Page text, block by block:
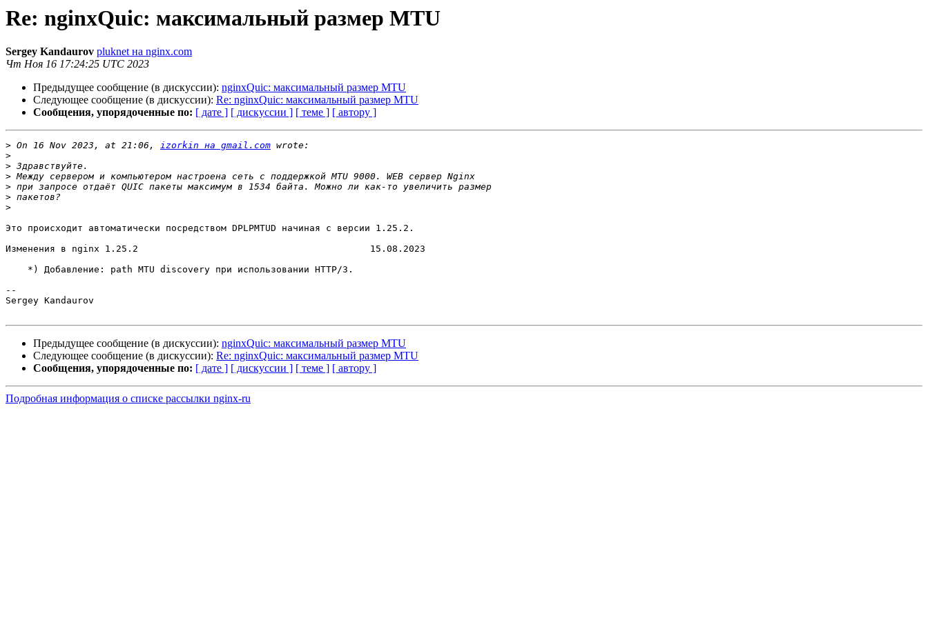
Re: nginxQuic: максимальный размер MTU
Sergey Kandaurov pluknet на nginx.com
Чт Ноя 16 17:24:25 UTC 2023
Предыдущее сообщение (в дискуссии): nginxQuic: максимальный размер MTU
Следующее сообщение (в дискуссии): Re: nginxQuic: максимальный размер MTU
Сообщения, упорядоченные по: [ дате ] [ дискуссии ] [ теме ] [ автору ]
> On 16 Nov 2023, at 21:06, izorkin на gmail.com
>
>
>
>
>
>
Это происходит автоматически посредством DPLPMTUD начиная с версии 1.25.2.
Изменения в nginx 1.25.2                                          15.08.2023
--
Sergey Kandaurov
Предыдущее сообщение (в дискуссии): nginxQuic: максимальный размер MTU
Следующее сообщение (в дискуссии): Re: nginxQuic: максимальный размер MTU
Сообщения, упорядоченные по: [ дате ] [ дискуссии ] [ теме ] [ автору ]
Подробная информация о списке рассылки nginx-ru